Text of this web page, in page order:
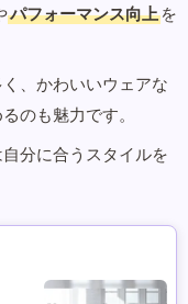
パフォーマンス向上 を
、かわいいウェアな
のも魅力です。
分に合うスタイルを